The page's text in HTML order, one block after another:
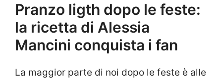
Pranzo ligth dopo le feste:
la ricetta di Alessia
Mancini conquista i fan
La maggior parte di noi dopo le feste è alle